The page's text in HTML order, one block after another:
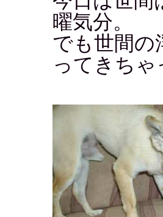
曜気分。
でも世間の
ってきち